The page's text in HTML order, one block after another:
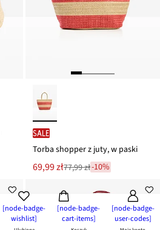
[node-badge-
wishlist]
[node-badge-
cart-items]
[node-badge-
user-codes]
SALE
Torba shopper z juty, w paski
Nowa
cena
69,99 zł
Przeceniono
77,99 zł
77,99 zł-10%